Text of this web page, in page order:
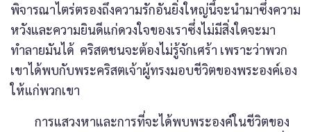
พิจารณาไตร่ตรองถึงความรักอันยิ่งใหญ่นี้จะนำมาซึ่งความ
หวังและความยินดีแก่ดวงใจของเราซึ่งไม่มีสิ่งใดจะมา
ทำลายมันได้ คริสตชนจะต้องไม่รู้จักเศร้า เพราะว่าพวก
เขาได้พบกับพระคริสตเจ้าผู้ทรงมอบชีวิตของพระองค์เอง
ให้แก่พวกเขา
การแสวงหาและการที่จะได้พบพระองค์ในชีวิตของ